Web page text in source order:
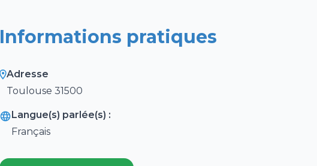
Informations pratiques
Adresse
Toulouse 31500
Langue(s) parlée(s) :
Français